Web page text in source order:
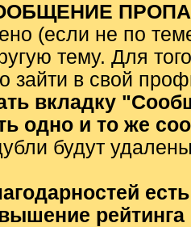
(если не по
тему. Для
зайти в свой
вкладку
одно и то же
будут
рейтинга